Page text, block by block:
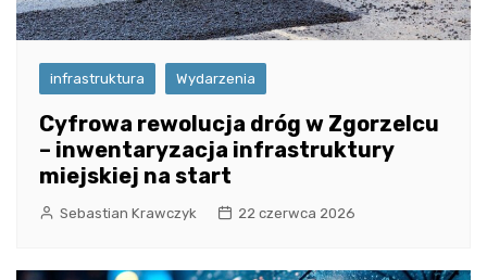
infrastruktura Wydarzenia
Cyfrowa rewolucja dróg w Zgorzelcu
– inwentaryzacja infrastruktury
miejskiej na start
Sebastian Krawczyk 22 czerwca 2026